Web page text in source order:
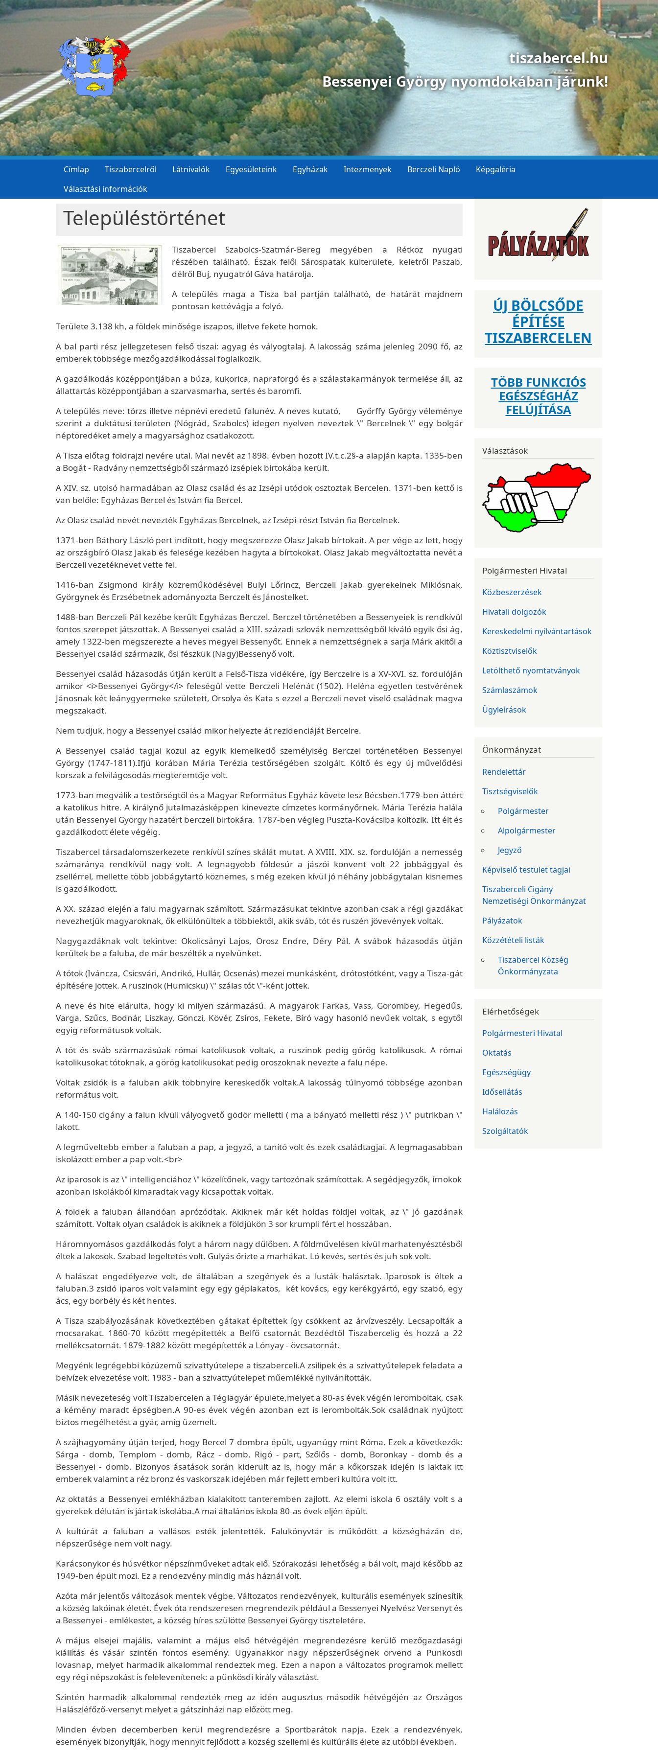
Ugrás a tartalomra
tiszabercel.hu
Bessenyei György nyomdokában járunk!
Címlap Tiszabercelről Látnivalók Egyesületeink Egyházak Intezmenyek Berczeli Napló
Képgaléria
Választási információk
Településtörténet
Tiszabercel Szabolcs-Szatmár-Bereg megyében a Rétköz nyugati
részében található. Észak felől Sárospatak külterülete, keletről Paszab,
délről Buj, nyugatról Gáva határolja.
A település maga a Tisza bal partján található, de határát majdnem
pontosan kettévágja a folyó.
Területe 3.138 kh, a földek minősége iszapos, illetve fekete homok.
A bal parti rész jellegzetesen felső tiszai: agyag és vályogtalaj. A lakosság száma jelenleg 2090 fő, az
emberek többsége mezőgazdálkodással foglalkozik.
A gazdálkodás középpontjában a búza, kukorica, napraforgó és a szálastakarmányok termelése áll, az
állattartás középpontjában a szarvasmarha, sertés és baromfi.
A település neve: törzs illetve népnévi eredetű falunév. A neves kutató, Győrffy György véleménye
szerint a duktátusi területen (Nógrád, Szabolcs) idegen nyelven neveztek \" Bercelnek \" egy bolgár
néptöredéket amely a magyarsághoz csatlakozott.
A Tisza előtag földrajzi nevére utal. Mai nevét az 1898. évben hozott IV.t.c.2§-a alapján kapta. 1335-ben
a Bogát - Radvány nemzettségből származó izsépiek birtokába került.
A XIV. sz. utolsó harmadában az Olasz család és az Izsépi utódok osztoztak Bercelen. 1371-ben kettő is
van belőle: Egyházas Bercel és István fia Bercel.
Az Olasz család nevét nevezték Egyházas Bercelnek, az Izsépi-részt István fia Bercelnek.
1371-ben Báthory László pert indított, hogy megszerezze Olasz Jakab bírtokait. A per vége az lett, hogy
az országbíró Olasz Jakab és felesége kezében hagyta a bírtokokat. Olasz Jakab megváltoztatta nevét a
Berczeli vezetéknevet vette fel.
1416-ban Zsigmond király közreműködésével Bulyi Lőrincz, Berczeli Jakab gyerekeinek Miklósnak,
Györgynek és Erzsébetnek adományozta Berczelt és Jánostelket.
1488-ban Berczeli Pál kezébe került Egyházas Berczel. Berczel történetében a Bessenyeiek is rendkívül
fontos szerepet játszottak. A Bessenyei család a XIII. századi szlovák nemzettségből kiváló egyik ősi ág,
amely 1322-ben megszerezte a heves megyei Bessenyőt. Ennek a nemzettségnek a sarja Márk akitől a
Bessenyei család származik, ősi fészkük (Nagy)Bessenyő volt.
Bessenyei család házasodás útján került a Felső-Tisza vidékére, így Berczelre is a XV-XVI. sz. fordulóján
amikor <i>Bessenyei György</i> feleségül vette Berczeli Helénát (1502). Heléna egyetlen testvérének
Jánosnak két leánygyermeke született, Orsolya és Kata s ezzel a Berczeli nevet viselő családnak magva
megszakadt.
Nem tudjuk, hogy a Bessenyei család mikor helyezte át rezidenciáját Bercelre.
A Bessenyei család tagjai közül az egyik kiemelkedő személyiség Berczel történetében Bessenyei
György (1747-1811).Ifjú korában Mária Terézia testőrségében szolgált. Költő és egy új művelődési
korszak a felvilágosodás megteremtője volt.
1773-ban megválik a testőrségtől és a Magyar Református Egyház követe lesz Bécsben.1779-ben áttért
a katolikus hitre. A királynő jutalmazásképpen kinevezte címzetes kormányőrnek. Mária Terézia halála
után Bessenyei György hazatért berczeli birtokára. 1787-ben végleg Puszta-Kovácsiba költözik. Itt élt és
gazdálkodott élete végéig.
Tiszabercel társadalomszerkezete renkívül színes skálát mutat. A XVIII. XIX. sz. fordulóján a nemesség
számaránya rendkívül nagy volt. A legnagyobb földesúr a jászói konvent volt 22 jobbággyal és
zsellérrel, mellette több jobbágytartó köznemes, s még ezeken kívül jó néhány jobbágytalan kisnemes
is gazdálkodott.
A XX. század elején a falu magyarnak számított. Származásukat tekintve azonban csak a régi gazdákat
nevezhetjük magyaroknak, ők elkülönültek a többiektől, akik sváb, tót és ruszén jövevények voltak.
Nagygazdáknak volt tekintve: Okolicsányi Lajos, Orosz Endre, Déry Pál. A svábok házasodás útján
kerültek be a faluba, de már beszélték a nyelvünket.
A tótok (Iváncza, Csicsvári, Andrikó, Hullár, Ocsenás) mezei munkásként, drótostótként, vagy a Tisza-gát
építésére jöttek. A ruszinok (Humicsku) \" szálas tót \"-ként jöttek.
A neve és hite elárulta, hogy ki milyen származású. A magyarok Farkas, Vass, Görömbey, Hegedűs,
Varga, Szűcs, Bodnár, Liszkay, Gönczi, Kövér, Zsíros, Fekete, Bíró vagy hasonló nevűek voltak, s egytől
egyig reformátusok voltak.
A tót és sváb származásúak római katolikusok voltak, a ruszinok pedig görög katolikusok. A római
katolikusokat tótoknak, a görög katolikusokat pedig oroszoknak nevezte a falu népe.
Voltak zsidók is a faluban akik többnyire kereskedők voltak.A lakosság túlnyomó többsége azonban
református volt.
A 140-150 cigány a falun kívüli vályogvető gödör melletti ( ma a bányató melletti rész ) \" putrikban \"
lakott.
A legműveltebb ember a faluban a pap, a jegyző, a tanító volt és ezek családtagjai. A legmagasabban
iskolázott ember a pap volt.<br>
Az iparosok is az \" intelligenciához \" közelítőnek, vagy tartozónak számítottak. A segédjegyzők, írnokok
azonban iskolákból kimaradtak vagy kicsapottak voltak.
A földek a faluban állandóan aprózódtak. Akiknek már két holdas földjei voltak, az \" jó gazdának
számított. Voltak olyan családok is akiknek a földjükön 3 sor krumpli fért el hosszában.
Háromnyomásos gazdálkodás folyt a három nagy dűlőben. A földművelésen kívül marhatenyésztésből
éltek a lakosok. Szabad legeltetés volt. Gulyás őrizte a marhákat. Ló kevés, sertés és juh sok volt.
A halászat engedélyezve volt, de általában a szegények és a lusták halásztak. Iparosok is éltek a
faluban.3 zsidó iparos volt valamint egy egy géplakatos, két kovács, egy kerékgyártó, egy szabó, egy
ács, egy borbély és két hentes.
A Tisza szabályozásának következtében gátakat építettek így csökkent az árvízveszély. Lecsapolták a
mocsarakat. 1860-70 között megépítették a Belfő csatornát Bezdédtől Tiszabercelig és hozzá a 22
mellékcsatornát. 1879-1882 között megépítették a Lónyay - övcsatornát.
Megyénk legrégebbi közüzemű szivattyútelepe a tiszaberceli.A zsilipek és a szivattyútelepek feladata a
belvízek elvezetése volt. 1983 - ban a szivattyútelepet műemlékké nyilvánították.
Másik nevezeteség volt Tiszabercelen a Téglagyár épülete,melyet a 80-as évek végén leromboltak, csak
a kémény maradt épségben.A 90-es évek végén azonban ezt is lerombolták.Sok családnak nyújtott
biztos megélhetést a gyár, amíg üzemelt.
A szájhagyomány útján terjed, hogy Bercel 7 dombra épült, ugyanúgy mint Róma. Ezek a következők:
Sárga - domb, Templom - domb, Rácz - domb, Rigó - part, Szőlős - domb, Boronkay - domb és a
Bessenyei - domb. Bizonyos ásatások során kiderült az is, hogy már a kőkorszak idején is laktak itt
emberek valamint a réz bronz és vaskorszak idejében már fejlett emberi kultúra volt itt.
Az oktatás a Bessenyei emlékházban kialakított tanteremben zajlott. Az elemi iskola 6 osztály volt s a
gyerekek délután is jártak iskolába.A mai általános iskola 80-as évek eljén épült.
A kultúrát a faluban a vallásos esték jelentették. Falukönyvtár is működött a községházán de,
népszerűsége nem volt nagy.
Karácsonykor és húsvétkor népszínműveket adtak elő. Szórakozási lehetőség a bál volt, majd később az
1949-ben épült mozi. Ez a rendezvény mindig más háznál volt.
Azóta már jelentős változások mentek végbe. Változatos rendezvények, kulturális események színesítik
a község lakóinak életét. Évek óta rendszeresen megrendezik például a Bessenyei Nyelvész Versenyt és
a Bessenyei - emlékestet, a község híres szülötte Bessenyei György tiszteletére.
A május elsejei majális, valamint a május első hétvégéjén megrendezésre kerülő mezőgazdasági
kiállítás és vásár szintén fontos esemény. Ugyanakkor nagy népszerűségnek örvend a Pünkösdi
lovasnap, melyet harmadik alkalommal rendeztek meg. Ezen a napon a változatos programok mellett
egy régi népszokást is felelevenítenek: a pünkösdi király választást.
Szintén harmadik alkalommal rendezték meg az idén augusztus második hétvégéjén az Országos
Halászléfőző-versenyt melyet a gátszínházi nap előzött meg.
Minden évben decemberben kerül megrendezésre a Sportbarátok napja. Ezek a rendezvények,
események bizonyítják, hogy mennyit fejlődött a község szellemi és kultúrális élete az utóbbi években.
ÚJ BÖLCSŐDE
ÉPÍTÉSE
TISZABERCELEN
TÖBB FUNKCIÓS
EGÉSZSÉGHÁZ
FELÚJÍTÁSA
Választások
Polgármesteri Hivatal
Közbeszerzések
Hivatali dolgozók
Kereskedelmi nyílvántartások
Köztisztviselők
Letölthető nyomtatványok
Számlaszámok
Ügyleírások
Önkormányzat
Rendelettár
Tisztségviselők
Polgármester
Alpolgármester
Jegyző
Képviselő testület tagjai
Tiszaberceli Cigány
Nemzetiségi Önkormányzat
Pályázatok
Közzétételi listák
Tiszabercel Község
Önkormányzata
Elérhetőségek
Polgármesteri Hivatal
Oktatás
Egészségügy
Idősellátás
Halálozás
Szolgáltatók